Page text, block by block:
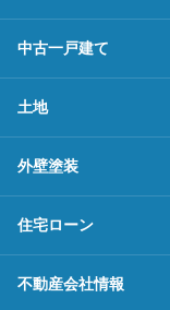
中古一戸建て
土地
外壁塗装
住宅ローン
不動産会社情報